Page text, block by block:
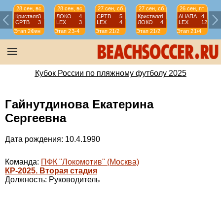
28 сен, вс
Кристалл3
СРТВ
3
Этап 2Фин
28 сен, вс
ЛОКО
4
LEX
3
Этап 23-4
27 сен, сб
СРТВ
5
LEX
4
Этап 21/2
27 сен, сб
Кристалл4
ЛОКО
4
Этап 21/2
26 сен, пт
АНАПА
4
LEX
12
Этап 21/4
Кубок России по пляжному футболу 2025
Гайнутдинова Екатерина
Сергеевна
Дата рождения: 10.4.1990
Команда: ПФК "Локомотив" (Москва)
КР-2025. Вторая стадия
Должность: Руководитель